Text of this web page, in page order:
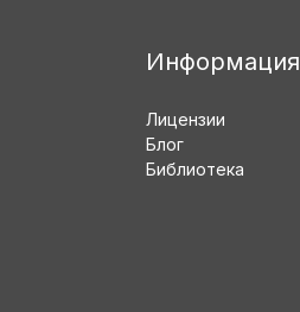
Информация
Лицензии
Блог
Библиотека